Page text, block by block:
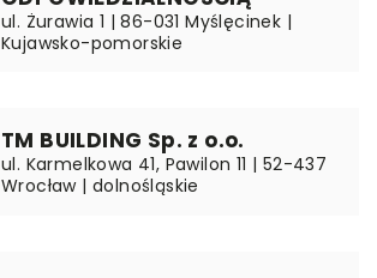
ul. Żurawia 1 | 86-031 Myślęcinek |
Kujawsko-pomorskie
TM BUILDING Sp. z o.o.
ul. Karmelkowa 41, Pawilon 11 | 52-437
Wrocław | dolnośląskie